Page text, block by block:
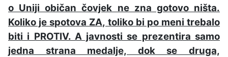
o Uniji običan čovjek ne zna gotovo ništa.
Koliko je spotova ZA, toliko bi po meni trebalo
biti i PROTIV. A javnosti se prezentira samo
jedna strana medalje, dok se druga,